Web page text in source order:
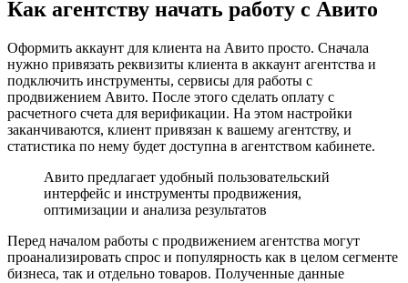
Как агентству начать работу с Авито
Оформить аккаунт для клиента на Авито просто. Сначала
нужно привязать реквизиты клиента в аккаунт агентства и
подключить инструменты, сервисы для работы с
продвижением Авито. После этого сделать оплату с
расчетного счета для верификации. На этом настройки
заканчиваются, клиент привязан к вашему агентству, и
статистика по нему будет доступна в агентством кабинете.
Авито предлагает удобный пользовательский
интерфейс и инструменты продвижения,
оптимизации и анализа результатов
Перед началом работы с продвижением агентства могут
проанализировать спрос и популярность как в целом сегменте
бизнеса, так и отдельно товаров. Полученные данные